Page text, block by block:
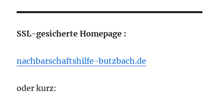
SSL-gesicherte Homepage :
nachbarschaftshilfe-butzbach.de
oder kurz: